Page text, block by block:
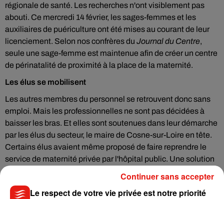
régionale de santé. Les recherches n'ont visiblement pas
abouti. Ce mercredi 14 février, les sages-femmes et les
auxiliaires de puériculture ont été mises au courant de leur
licenciement. Selon nos confrères du Journal du Centre,
seule une sage-femme est maintenue afin de créer un centre
de périnatalité de proximité à la place de la maternité.
Les élus se mobilisent
Les autres membres du personnel se retrouvent donc sans
emploi. Mais les professionnelles ne sont pas décidées à
baisser les bras. Et elles sont soutenues dans leur démarche
par les élus du secteur, le maire de Cosne-sur-Loire en tête.
Certains élus avaient même proposé de faire reprendre le
service de maternité privée par l'hôpital public. Une solution
Le respect de votre vie privée est notre priorité
Continuer sans accepter